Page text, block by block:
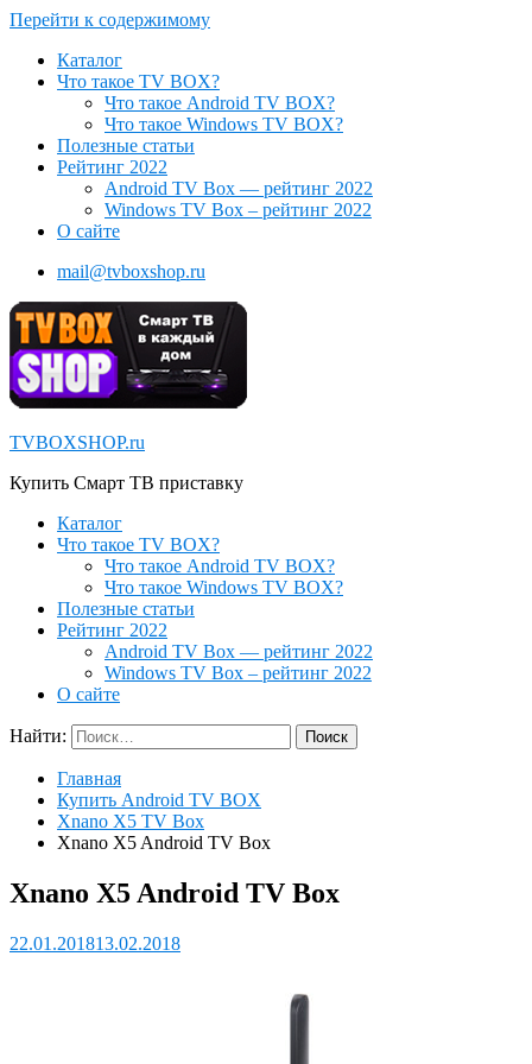
Перейти к содержимому
Каталог
Что такое TV BOX?
Что такое Android TV BOX?
Что такое Windows TV BOX?
Полезные статьи
Рейтинг 2022
Android TV Box — рейтинг 2022
Windows TV Box – рейтинг 2022
О сайте
mail@tvboxshop.ru
TVBOXSHOP.ru
Купить Смарт ТВ приставку
Каталог
Что такое TV BOX?
Что такое Android TV BOX?
Что такое Windows TV BOX?
Полезные статьи
Рейтинг 2022
Android TV Box — рейтинг 2022
Windows TV Box – рейтинг 2022
О сайте
Найти:
Главная
Купить Android TV BOX
Xnano X5 TV Box
Xnano X5 Android TV Box
Xnano X5 Android TV Box
22.01.201813.02.2018